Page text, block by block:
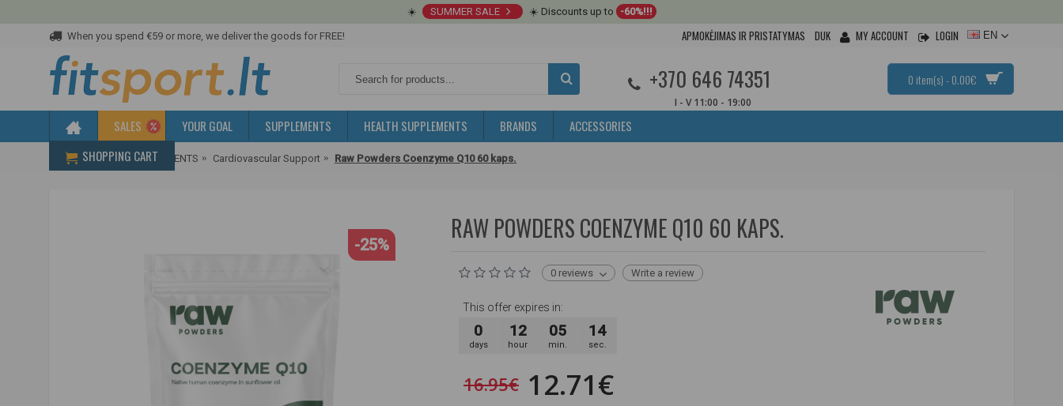
☀️ SUMMER SALE ☀️ Discounts up to -60%!!!
When you spend €59 or more, we deliver the goods for FREE! APMOKĖJIMAS IR PRISTATYMAS DUK MY ACCOUNT LOGIN EN
+370 646 74351
I - V 11:00 - 19:00
0 item(s) - 0.00€
SALES YOUR GOAL SUPPLEMENTS HEALTH SUPPLEMENTS BRANDS
ACCESSORIES
SHOPPING CART
Home HEALTH SUPPLEMENTS Cardiovascular Support Raw Powders Coenzyme Q10 60 kaps.
-25%
RAW POWDERS COENZYME Q10 60 KAPS.
0 reviews Write a review
This offer expires in:
0
days
12
hour
05
min.
13
sec.
16.95€ 12.71€